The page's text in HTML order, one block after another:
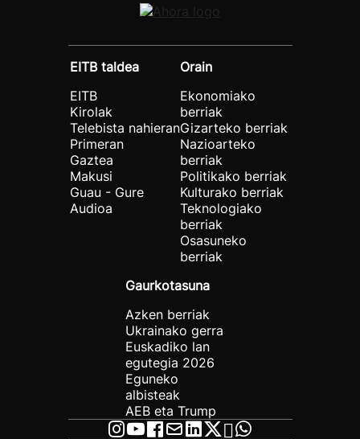
EITB taldea
EITB
Kirolak
Telebista nahieran
Primeran
Gaztea
Makusi
Guau - Gure
Audioa
Orain
Ekonomiako
berriak
Gizarteko berriak
Nazioarteko
berriak
Politikako berriak
Kulturako berriak
Teknologiako
berriak
Osasuneko
berriak
Gaurkotasuna
Azken berriak
Ukrainako gerra
Euskadiko lan
egutegia 2026
Eguneko
albisteak
AEB eta Trump